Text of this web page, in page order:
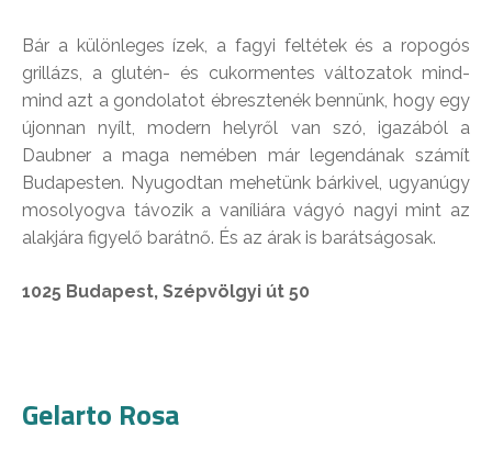
Bár a különleges ízek, a fagyi feltétek és a ropogós
grillázs, a glutén- és cukormentes változatok mind-
mind azt a gondolatot ébresztenék bennünk, hogy egy
újonnan nyílt, modern helyről van szó, igazából a
Daubner a maga nemében már legendának számít
Budapesten. Nyugodtan mehetünk bárkivel, ugyanúgy
mosolyogva távozik a vaníliára vágyó nagyi mint az
alakjára figyelő barátnő. És az árak is barátságosak.
1025 Budapest, Szépvölgyi út 50
Gelarto Rosa